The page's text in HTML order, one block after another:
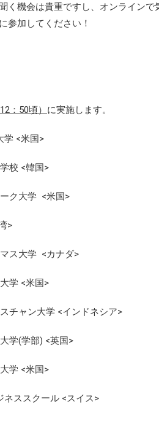
く機会は貴重ですし、オンライン
参加してください！
：50頃） に実施します。
学 <米国>
校 <韓国>
ク大学 <米国>
>
ス大学 <カナダ>
学 <米国>
チャン大学 <インドネシア>
学(学部) <英国>
学 <米国>
ネススクール <スイス>